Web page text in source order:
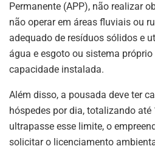
Permanente (APP), não realizar
não operar em áreas fluviais ou
adequado de resíduos sólidos e
água e esgoto ou sistema
capacidade instalada.
Além disso, a pousada deve ter
hóspedes por dia, totalizando até
ultrapasse esse limite, o
solicitar o licenciamento